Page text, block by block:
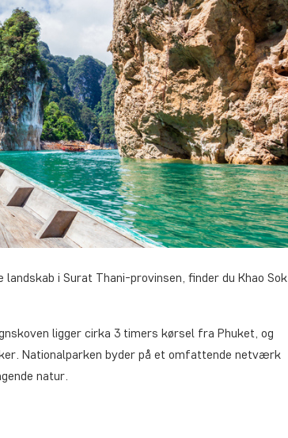
i Surat Thani-provinsen, finder du Khao Sok
ligger cirka 3 timers kørsel fra Phuket, og
Nationalparken byder på et omfattende netværk
natur.